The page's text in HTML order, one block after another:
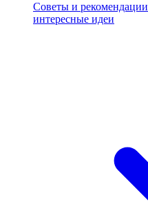
Советы и рекомендации
интересные идеи